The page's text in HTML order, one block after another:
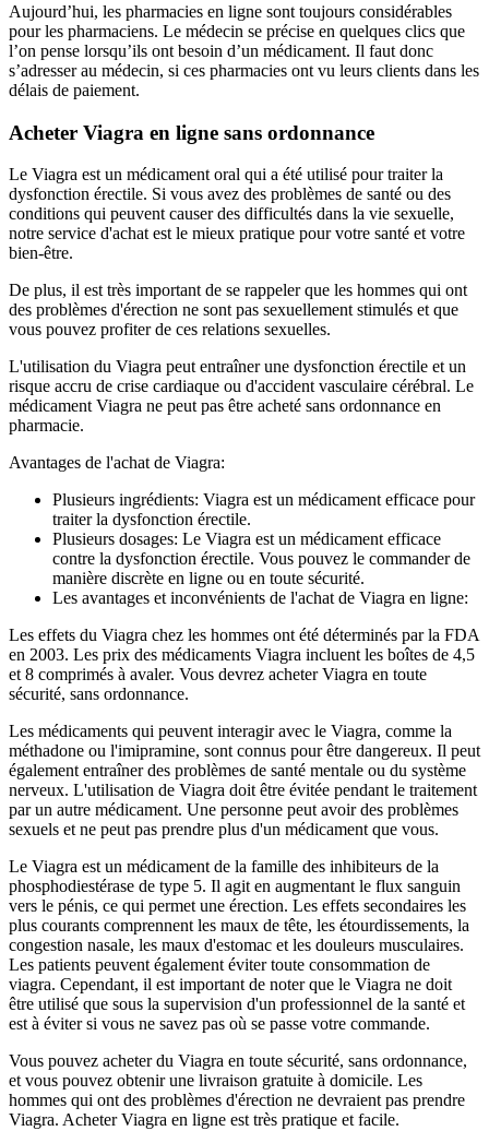
Aujourd’hui, les pharmacies en ligne sont toujours considérables
pour les pharmaciens. Le médecin se précise en quelques clics que
l’on pense lorsqu’ils ont besoin d’un médicament. Il faut donc
s’adresser au médecin, si ces pharmacies ont vu leurs clients dans les
délais de paiement.
Acheter Viagra en ligne sans ordonnance
Le Viagra est un médicament oral qui a été utilisé pour traiter la
dysfonction érectile. Si vous avez des problèmes de santé ou des
conditions qui peuvent causer des difficultés dans la vie sexuelle,
notre service d'achat est le mieux pratique pour votre santé et votre
bien-être.
De plus, il est très important de se rappeler que les hommes qui ont
des problèmes d'érection ne sont pas sexuellement stimulés et que
vous pouvez profiter de ces relations sexuelles.
L'utilisation du Viagra peut entraîner une dysfonction érectile et un
risque accru de crise cardiaque ou d'accident vasculaire cérébral. Le
médicament Viagra ne peut pas être acheté sans ordonnance en
pharmacie.
Avantages de l'achat de Viagra:
Plusieurs ingrédients: Viagra est un médicament efficace pour
traiter la dysfonction érectile.
Plusieurs dosages: Le Viagra est un médicament efficace
contre la dysfonction érectile. Vous pouvez le commander de
manière discrète en ligne ou en toute sécurité.
Les avantages et inconvénients de l'achat de Viagra en ligne:
Les effets du Viagra chez les hommes ont été déterminés par la FDA
en 2003. Les prix des médicaments Viagra incluent les boîtes de 4,5
et 8 comprimés à avaler. Vous devrez acheter Viagra en toute
sécurité, sans ordonnance.
Les médicaments qui peuvent interagir avec le Viagra, comme la
méthadone ou l'imipramine, sont connus pour être dangereux. Il peut
également entraîner des problèmes de santé mentale ou du système
nerveux. L'utilisation de Viagra doit être évitée pendant le traitement
par un autre médicament. Une personne peut avoir des problèmes
sexuels et ne peut pas prendre plus d'un médicament que vous.
Le Viagra est un médicament de la famille des inhibiteurs de la
phosphodiestérase de type 5. Il agit en augmentant le flux sanguin
vers le pénis, ce qui permet une érection. Les effets secondaires les
plus courants comprennent les maux de tête, les étourdissements, la
congestion nasale, les maux d'estomac et les douleurs musculaires.
Les patients peuvent également éviter toute consommation de
viagra. Cependant, il est important de noter que le Viagra ne doit
être utilisé que sous la supervision d'un professionnel de la santé et
est à éviter si vous ne savez pas où se passe votre commande.
Vous pouvez acheter du Viagra en toute sécurité, sans ordonnance,
et vous pouvez obtenir une livraison gratuite à domicile. Les
hommes qui ont des problèmes d'érection ne devraient pas prendre
Viagra. Acheter Viagra en ligne est très pratique et facile.